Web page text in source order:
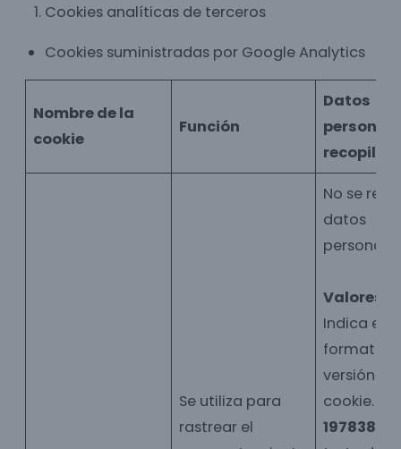
Cookies analíticas de terceros
Cookies suministradas por Google Analytics
Nombre de la
cookie
Función
Datos
Se utiliza para
rastrear el
No se
datos
Valores:
Indica el
formato y
versión
cookie.
197838317